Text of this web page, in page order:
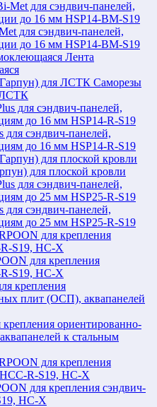
для сэндвич-панелей,
до 16 мм HSP14-BM-S19
Лента
Саморезы
ЛСТК
сэндвич-панелей,
до 16 мм HSP14-R-S19
для плоской кровли
сэндвич-панелей,
до 25 мм HSP25-R-S19
для крепления
S19, HC-X
ориентированно-
к стальным
для крепления сэндвич-
HC-X